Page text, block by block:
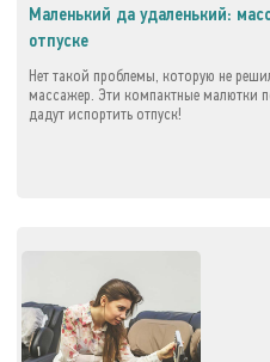
Маленький да удаленький:
отпуске
Нет такой проблемы, которую не
массажер. Эти компактные малютки
дадут испортить отпуск!